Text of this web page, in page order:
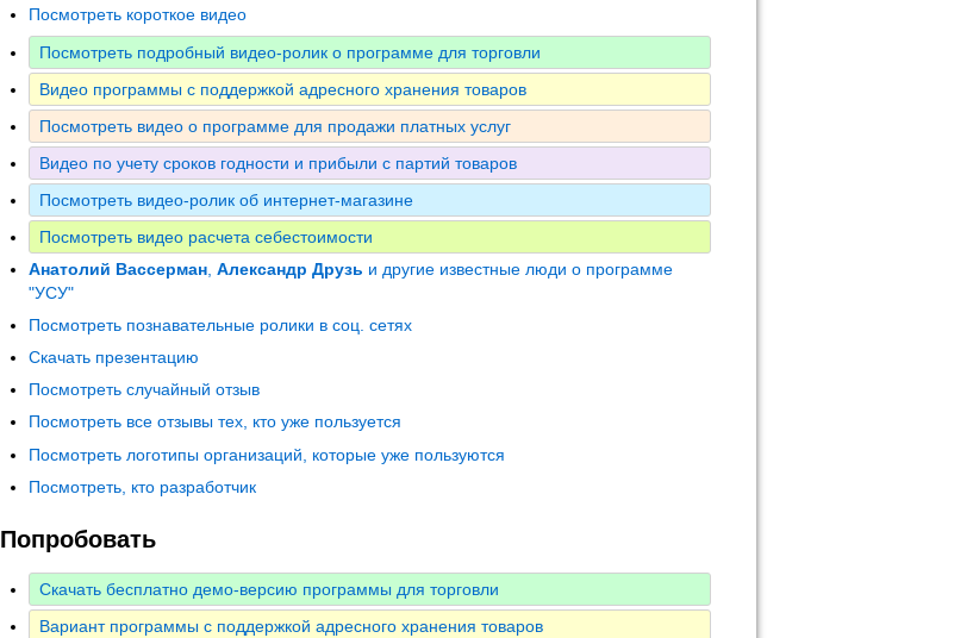
Посмотреть короткое видео
Посмотреть подробный видео-ролик о программе для торговли
Видео программы с поддержкой адресного хранения товаров
Посмотреть видео о программе для продажи платных услуг
Видео по учету сроков годности и прибыли с партий товаров
Посмотреть видео-ролик об интернет-магазине
Посмотреть видео расчета себестоимости
Анатолий Вассерман Александр Друзь и другие известные люди о программе
"УСУ"
Посмотреть познавательные ролики в соц. сетях
Скачать презентацию
Посмотреть случайный отзыв
Посмотреть все отзывы тех, кто уже пользуется
Посмотреть логотипы организаций, которые уже пользуются
Посмотреть, кто разработчик
Попробовать
Скачать бесплатно демо-версию программы для торговли
Вариант программы с поддержкой адресного хранения товаров